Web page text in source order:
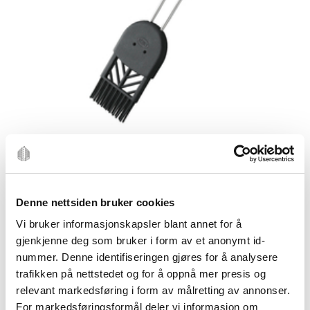
Denne nettsiden bruker cookies
Vi bruker informasjonskapsler blant annet for å
gjenkjenne deg som bruker i form av et anonymt id-
nummer. Denne identifiseringen gjøres for å analysere
trafikken på nettstedet og for å oppnå mer presis og
relevant markedsføring i form av målretting av annonser.
For markedsføringsformål deler vi informasjon om
RÖSLE
RÖSLE
Bakepensel 26cm silikon